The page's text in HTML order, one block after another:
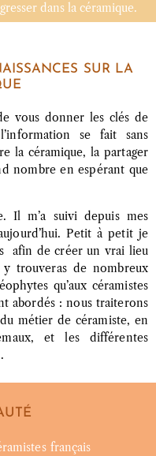
dans la céramique.
SUR LA
vous donner les clés de
se fait sans
la céramique, la partager
nombre en espérant que
Il m’a suivi depuis mes
Petit à petit je
afin de créer un vrai lieu
trouveras de nombreux
qu’aux céramistes
abordés : nous traiterons
métier de céramiste, en
et les différentes
français